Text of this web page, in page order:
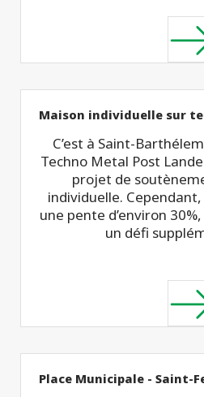
Maison individuelle sur
C’est à Saint-
Techno Metal Post
projet de
individuelle.
une pente d’environ
un défi
Place Municipale - Saint-